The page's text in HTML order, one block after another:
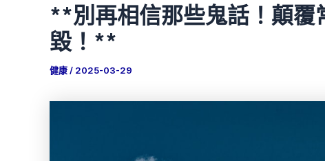
**別再相信那些鬼話！顛覆
毀！**
健康/ 2025-03-29